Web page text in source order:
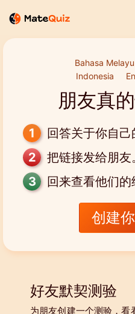
Bahasa Melayu
Indonesia
朋友真
回答关于你自己
把链接发给朋友
回来查看他们的
创建
好友默契测验
为朋友创建一个测验，看